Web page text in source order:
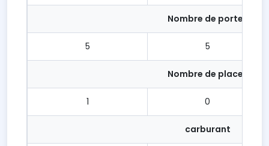
Nombre de portes
5 5
Nombre de places
1 0
carburant